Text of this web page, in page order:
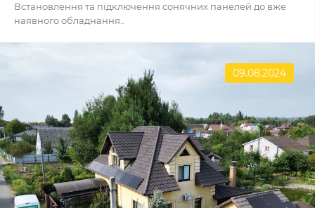
Встановлення та підключення сонячних панелей до вже
наявного обладнання..
09.08.2024